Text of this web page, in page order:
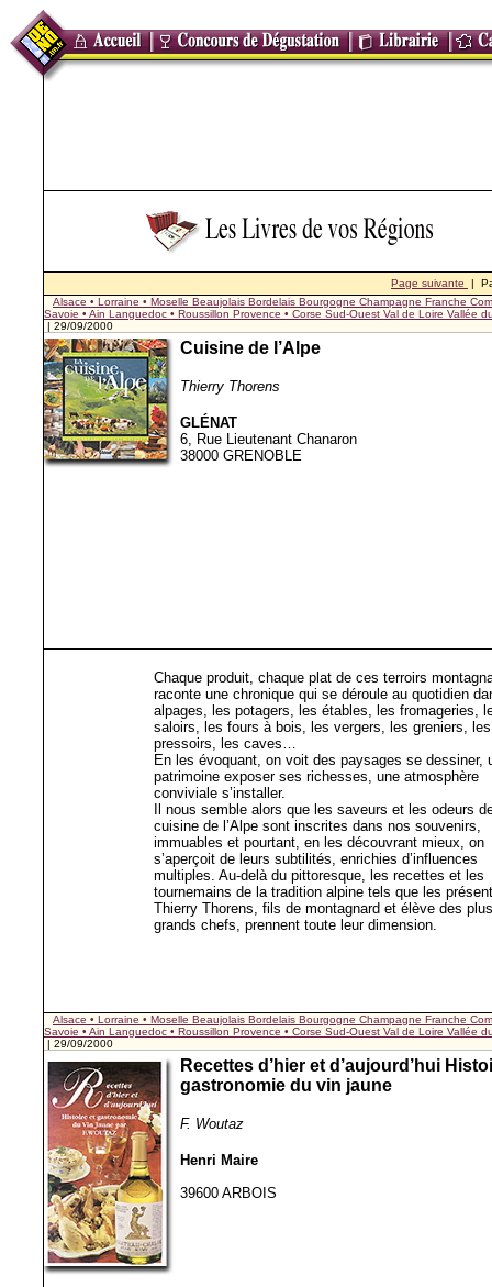
Page suivante
|
Alsace • Lorraine • Moselle Beaujolais Bordelais Bourgogne Champagne Franche
Savoie • Ain Languedoc • Roussillon Provence • Corse Sud-Ouest Val de Loire Vallée
| 29/09/2000
Cuisine de l’Alpe
Thierry Thorens
GLÉNAT
6, Rue Lieutenant Chanaron
38000 GRENOBLE
Chaque produit, chaque plat de ces terroirs
raconte une chronique qui se déroule au quotidien
alpages, les potagers, les étables, les fromageries,
saloirs, les fours à bois, les vergers, les greniers, les
pressoirs, les caves…
En les évoquant, on voit des paysages se dessiner,
patrimoine exposer ses richesses, une atmosphère
conviviale s’installer.
Il nous semble alors que les saveurs et les odeurs
cuisine de l’Alpe sont inscrites dans nos souvenirs,
immuables et pourtant, en les découvrant mieux, on
s’aperçoit de leurs subtilités, enrichies d’influences
multiples. Au-delà du pittoresque, les recettes et les
tournemains de la tradition alpine tels que les
Thierry Thorens, fils de montagnard et élève des plus
grands chefs, prennent toute leur dimension.
Alsace • Lorraine • Moselle Beaujolais Bordelais Bourgogne Champagne Franche
Savoie • Ain Languedoc • Roussillon Provence • Corse Sud-Ouest Val de Loire Vallée
| 29/09/2000
Recettes d’hier et d’aujourd’hui
gastronomie du vin jaune
F. Woutaz
Henri Maire
39600 ARBOIS